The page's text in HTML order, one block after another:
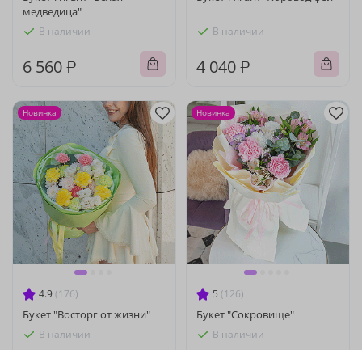
медведица"
В наличии
6 560 ₽
В наличии
4 040 ₽
4.9 (176)
Букет "Восторг от жизни"
В наличии
Новинка
5 (126)
Букет "Сокровище"
В наличии
Новинка